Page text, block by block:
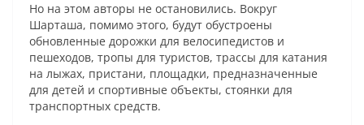
Но на этом авторы не остановились. Вокруг
Шарташа, помимо этого, будут обустроены
обновленные дорожки для велосипедистов и
пешеходов, тропы для туристов, трассы для катания
на лыжах, пристани, площадки, предназначенные
для детей и спортивные объекты, стоянки для
транспортных средств.